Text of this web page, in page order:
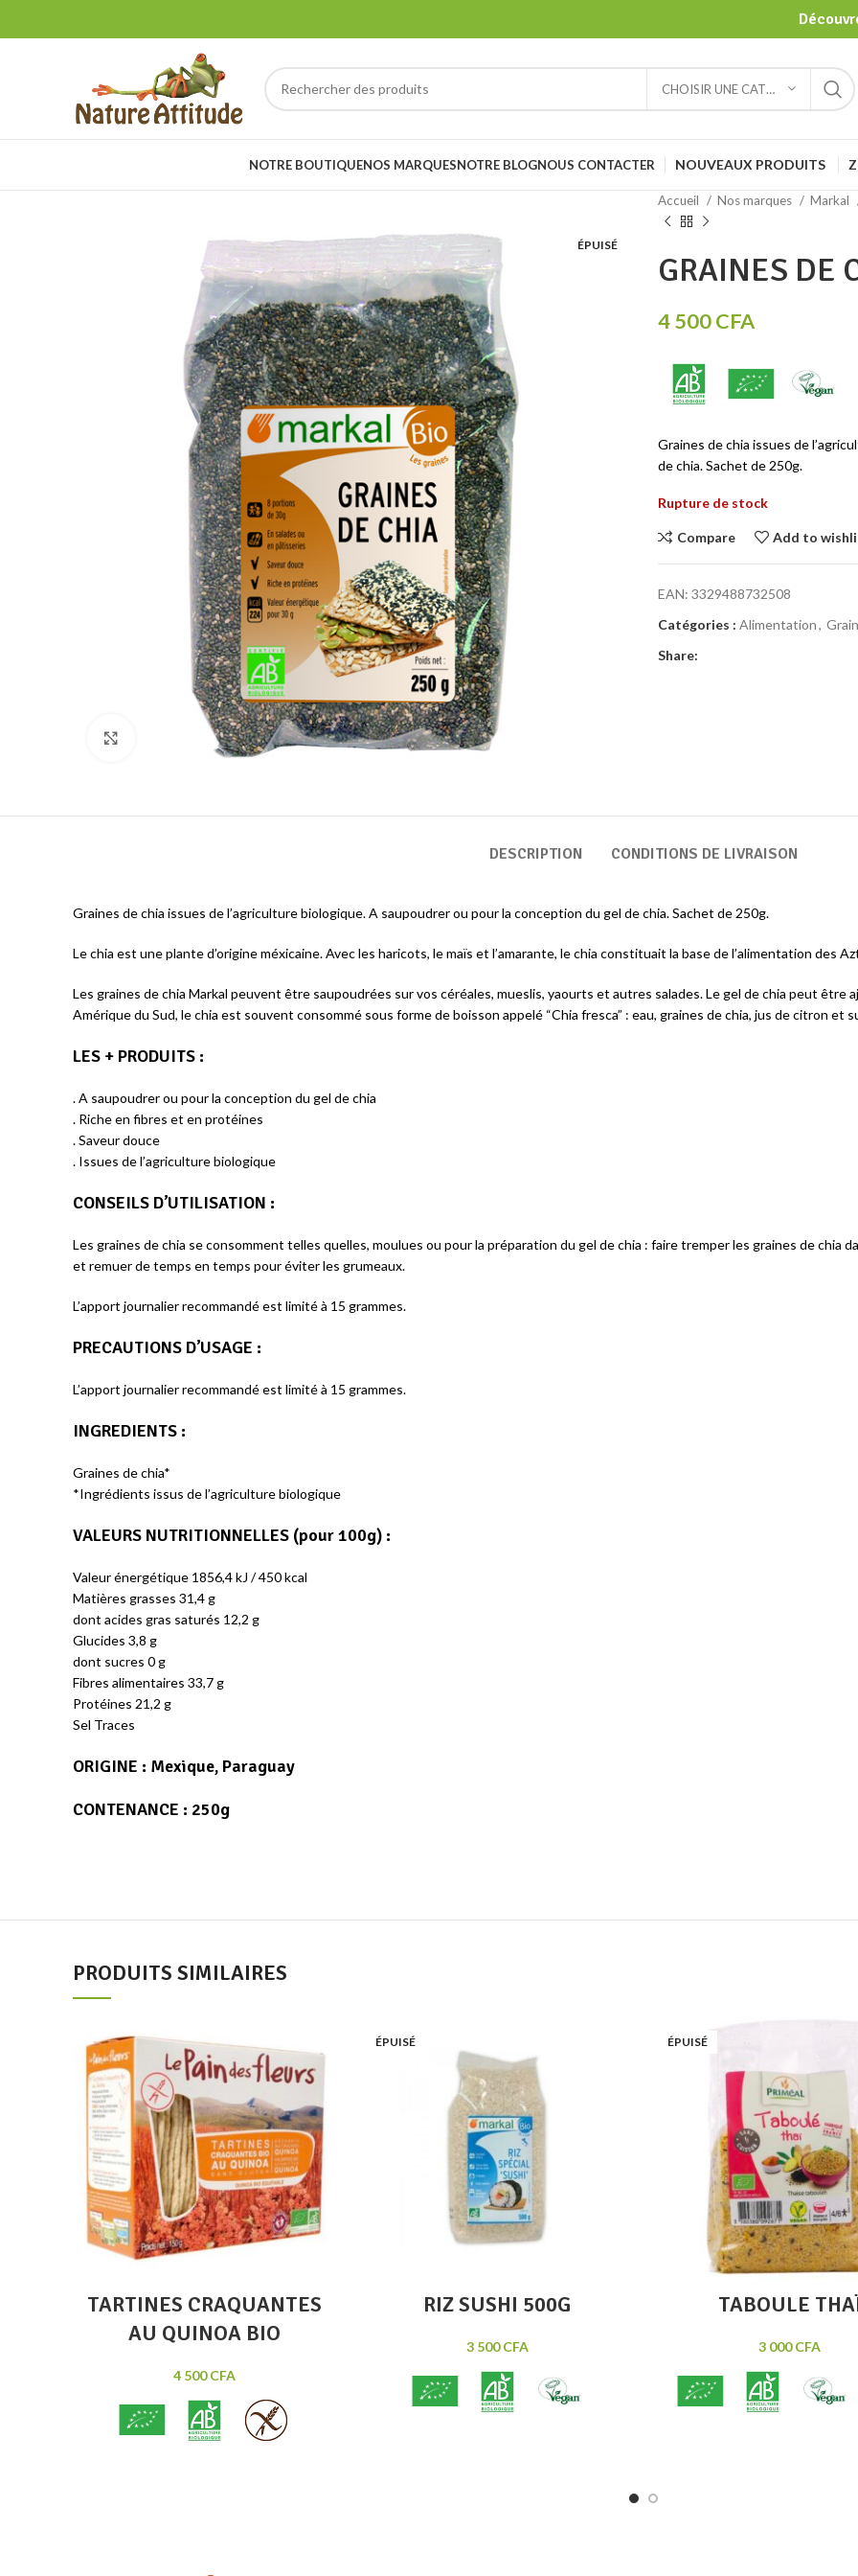
CHOISIR UNE CATÉGORIE
NOTRE BOUTIQUENOS MARQUESNOTRE BLOGNOUS CONTACTER NOUVEAUX PRODUITS
ÉPUISÉ
Click to enlarge
Accueil Nos marques Markal
GRAINES DE
4 500CFA
Graines de chia issues de
de chia. Sachet de 250g.
Rupture de stock
Compare Add to
EAN: 3329488732508
Catégories : Alimentation,
Share:
DESCRIPTION CONDITIONS DE LIVRAISON
Graines de chia issues de l’agriculture biologique. A saupoudrer ou pour la conception du gel de chia. Sachet de 250g.
Le chia est une plante d’origine méxicaine. Avec les haricots, le maïs et l’amarante, le chia constituait la base de l’alimentation des
Les graines de chia Markal peuvent être saupoudrées sur vos céréales, mueslis, yaourts et autres salades. Le gel de chia peut être
Amérique du Sud, le chia est souvent consommé sous forme de boisson appelé “Chia fresca” : eau, graines de chia, jus de citron et
LES + PRODUITS :
. A saupoudrer ou pour la conception du gel de chia
​. Riche en fibres et en protéines
. Saveur douce
. Issues de l’agriculture biologique
CONSEILS D’UTILISATION :
Les graines de chia se consomment telles quelles, moulues ou pour la préparation du gel de chia : faire tremper les graines de chia
et remuer de temps en temps pour éviter les grumeaux.
L’apport journalier recommandé est limité à 15 grammes.
PRECAUTIONS D’USAGE :
L’apport journalier recommandé est limité à 15 grammes.
INGREDIENTS :
Graines de chia*
​*Ingrédients issus de l’agriculture biologique
VALEURS NUTRITIONNELLES (pour 100g) :
Valeur énergétique 1856,4 kJ / 450 kcal
Matières grasses 31,4 g
dont acides gras saturés 12,2 g
Glucides 3,8 g
dont sucres 0 g
Fibres alimentaires 33,7 g
Protéines 21,2 g
Sel Traces
ORIGINE : Mexique, Paraguay
CONTENANCE : 250g
PRODUITS SIMILAIRES
TARTINES CRAQUANTES
AU QUINOA BIO
4 500CFA
Ajouter au panier
Quick view
ÉPUISÉ
RIZ SUSHI 500G
3 500CFA
ÉPUISÉ
TABOULE
3 000CFA